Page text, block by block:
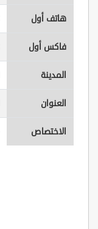
هاتف أول
فاكس أول
المدينة
العنوان
الاختصاص